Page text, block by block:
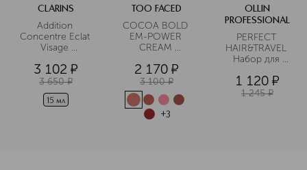
CLARINS
Addition
Concentre Eclat
Visage
эффектом
загара для лица
3 102 ¤
3 650 ¤
15 мл
TOO FACED
COCOA BOLD
EM-POWER
CREAM
Помада для губ
2 170 ¤
3 100 ¤
+3
OLLIN
PROFESSIONAL
PERFECT
HAIR&TRAVEL
Набор для
1 120 ¤
1 245 ¤